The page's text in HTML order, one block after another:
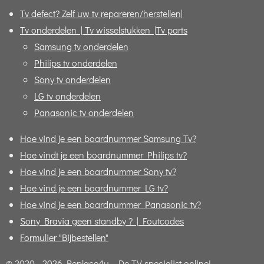
Tv defect? Zelf uw tv repareren/herstellen|
Tv onderdelen | Tv wisselstukken |Tv parts
Samsung tv onderdelen
Philips tv onderdelen
Sony tv onderdelen
LG tv onderdelen
Panasonic tv onderdelen
Hoe vind je een boardnummer Samsung Tv?
Hoe vindt je een boardnummer Philips tv?
Hoe vind je een boardnummer Sony tv?
Hoe vind je een boardnummer LG tv?
Hoe vind je een boardnummer Panasonic tv?
Sony Bravia geen standby ? | Foutcodes
Formulier "Bijbestellen"